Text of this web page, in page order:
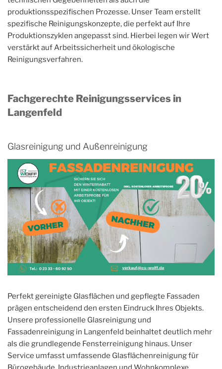
produktionsspezifischen Prozesse. Unser Team erstellt
spezifische Reinigungskonzepte, die perfekt auf Ihre
Produktionszyklen angepasst sind. Hierbei legen wir Wert
verstärkt auf Arbeitssicherheit und ökologische
Reinigungsverfahren.
Fachgerechte Reinigungsservices in
Langenfeld
Glasreinigung und Außenreinigung
Perfekt gereinigte Glasflächen und gepflegte Fassaden
prägen entscheidend den ersten Eindruck Ihres Objekts.
Unsere professionelle Glasreinigung und
Fassadenreinigung in Langenfeld beinhaltet deutlich mehr
als die grundlegende Fensterreinigung hinaus. Unser
Service umfasst umfassende Glasflächenreinigung für